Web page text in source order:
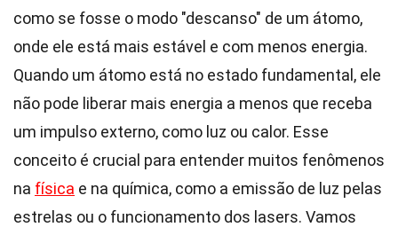
como se fosse o modo "descanso" de um átomo,
onde ele está mais estável e com menos energia.
Quando um átomo está no estado fundamental, ele
não pode liberar mais energia a menos que receba
um impulso externo, como luz ou calor. Esse
conceito é crucial para entender muitos fenômenos
na física e na química, como a emissão de luz pelas
estrelas ou o funcionamento dos lasers. Vamos